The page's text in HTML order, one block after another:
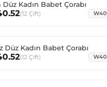
Düz Kadın Babet Çorabı
(12 Çift) W40
Düz Kadın Babet Çorabı
(12 Çift) W40